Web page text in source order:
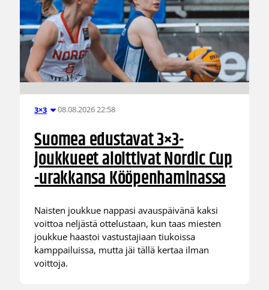
3×3 08.08.2026 22:58
Suomea edustavat 3×3-
joukkueet aloittivat Nordic Cup
-urakkansa Kööpenhaminassa
Naisten joukkue nappasi avauspäivänä kaksi
voittoa neljästä ottelustaan, kun taas miesten
joukkue haastoi vastustajiaan tiukoissa
kamppailuissa, mutta jäi tällä kertaa ilman
voittoja.